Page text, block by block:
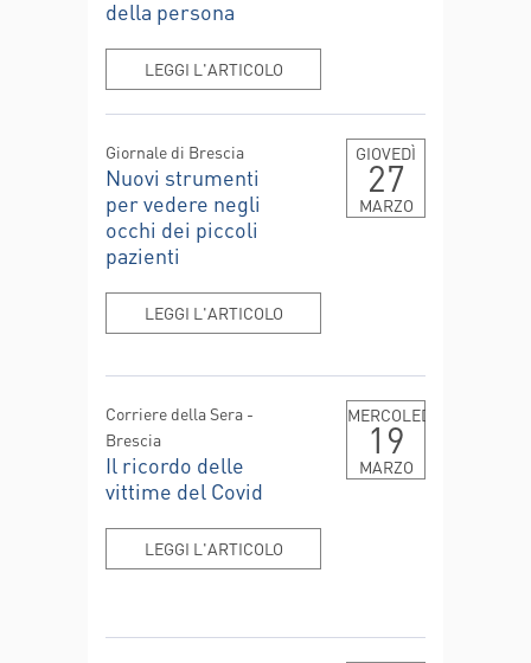
della persona
LEGGI L'ARTICOLO
Giornale di Brescia
Nuovi strumenti
per vedere negli
occhi dei piccoli
pazienti
LEGGI L'ARTICOLO
GIOVEDÌ
27
MARZO
Corriere della Sera -
Brescia
Il ricordo delle
vittime del Covid
LEGGI L'ARTICOLO
MERCOLEDÌ
19
MARZO